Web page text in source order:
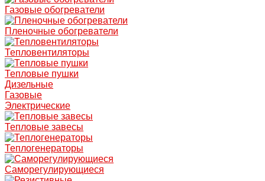
Газовые обогреватели
Пленочные обогреватели
Тепловентиляторы
Тепловые пушки
Дизельные
Газовые
Электрические
Тепловые завесы
Теплогенераторы
Саморегулирующиеся